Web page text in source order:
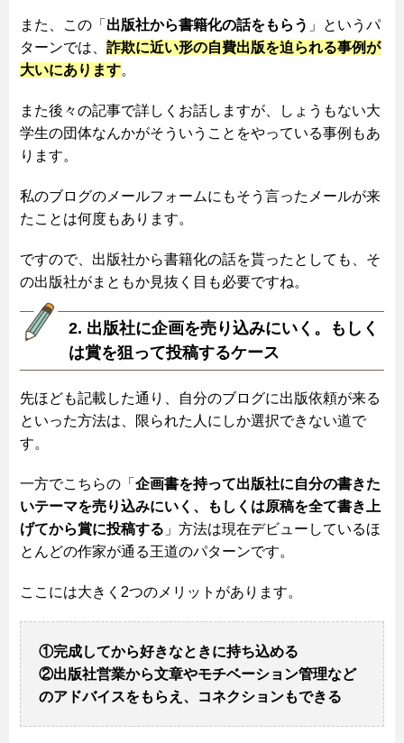
また、この「 出版社から書籍化の話をもらう 」というパ
ターンでは、 詐欺に近い形の自費出版を迫られる事例が
大いにあります。
また後々の記事で詳しくお話しますが、しょうもない大
学生の団体なんかがそういうことをやっている事例もあ
ります。
私のブログのメールフォームにもそう言ったメールが来
たことは何度もあります。
ですので、出版社から書籍化の話を貰ったとしても、そ
の出版社がまともか見抜く目も必要ですね。
2. 出版社に企画を売り込みにいく。もしく
は賞を狙って投稿するケース
先ほども記載した通り、自分のブログに出版依頼が来る
といった方法は、限られた人にしか選択できない道で
す。
一方でこちらの「 企画書を持って出版社に自分の書きた
いテーマを売り込みにいく、もしくは原稿を全て書き上
げてから賞に投稿する 」方法は現在デビューしているほ
とんどの作家が通る王道のパターンです。
ここには大きく2つのメリットがあります。
①完成してから好きなときに持ち込める
②出版社営業から文章やモチベーション管理など
のアドバイスをもらえ、コネクションもできる